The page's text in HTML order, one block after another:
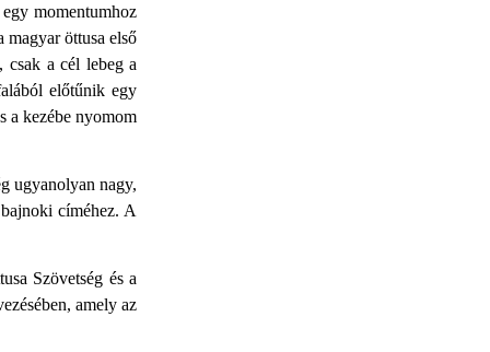
momentumhoz
magyar öttusa első
csak a cél lebeg a
előtűnik egy
a kezébe nyomom
ugyanolyan nagy,
címéhez. A
Szövetség és a
amely az